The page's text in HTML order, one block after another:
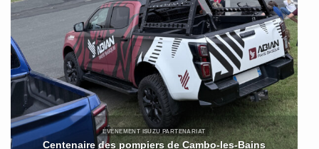
ÉVÈNEMENT ISUZU PARTENARIAT
Centenaire des pompiers de Cambo-les-Bains